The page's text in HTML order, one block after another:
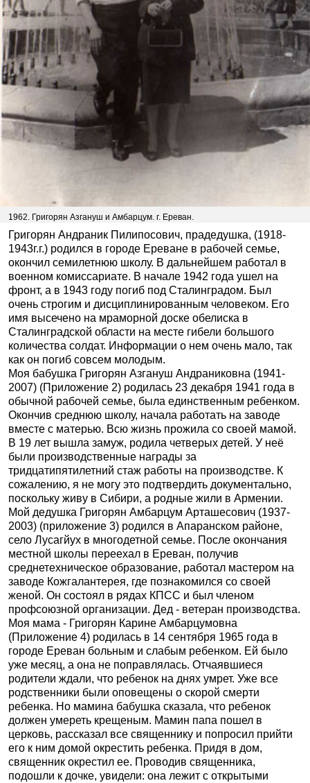
1962. Григорян Азгануш и Амбарцум. г. Ереван.
Григорян Андраник Пилипосович, прадедушка, (1918-
1943г.г.) родился в городе Ереване в рабочей семье,
окончил семилетнюю школу. В дальнейшем работал в
военном комиссариате. В начале 1942 года ушел на
фронт, а в 1943 году погиб под Сталинградом. Был
очень строгим и дисциплинированным человеком. Его
имя высечено на мраморной доске обелиска в
Сталинградской области на месте гибели большого
количества солдат. Информации о нем очень мало, так
как он погиб совсем молодым.
Моя бабушка Григорян Азгануш Андраниковна (1941-
2007) (Приложение 2) родилась 23 декабря 1941 года в
обычной рабочей семье, была единственным ребенком.
Окончив среднюю школу, начала работать на заводе
вместе с матерью. Всю жизнь прожила со своей мамой.
В 19 лет вышла замуж, родила четверых детей. У неё
были производственные награды за
тридцатипятилетний стаж работы на производстве. К
сожалению, я не могу это подтвердить документально,
поскольку живу в Сибири, а родные жили в Армении.
Мой дедушка Григорян Амбарцум Арташесович (1937-
2003) (приложение 3) родился в Апаранском районе,
село Лусагйух в многодетной семье. После окончания
местной школы переехал в Ереван, получив
среднетехническое образование, работал мастером на
заводе Кожгалантерея, где познакомился со своей
женой. Он состоял в рядах КПСС и был членом
профсоюзной организации. Дед - ветеран производства.
Моя мама - Григорян Карине Амбарцумовна
(Приложение 4) родилась в 14 сентября 1965 года в
городе Ереван больным и слабым ребенком. Ей было
уже месяц, а она не поправлялась. Отчаявшиеся
родители ждали, что ребенок на днях умрет. Уже все
родственники были оповещены о скорой смерти
ребенка. Но мамина бабушка сказала, что ребенок
должен умереть крещеным. Мамин папа пошел в
церковь, рассказал все священнику и попросил прийти
его к ним домой окрестить ребенка. Придя в дом,
священник окрестил ее. Проводив священника,
подошли к дочке, увидели: она лежит с открытыми